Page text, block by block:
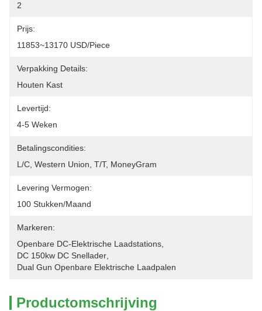
2
Prijs:
11853~13170 USD/Piece
Verpakking Details:
Houten Kast
Levertijd:
4-5 Weken
Betalingscondities:
L/C, Western Union, T/T, MoneyGram
Levering Vermogen:
100 Stukken/maand
Markeren:
Openbare DC-Elektrische Laadstations
DC 150kw DC Snellader
Dual Gun Openbare Elektrische Laadpalen
Productomschrijving